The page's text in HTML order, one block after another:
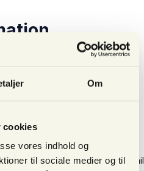
Om
cookies
vores indhold og
til sociale medier og til
redirected to complete your
v10.
news and special offers via email